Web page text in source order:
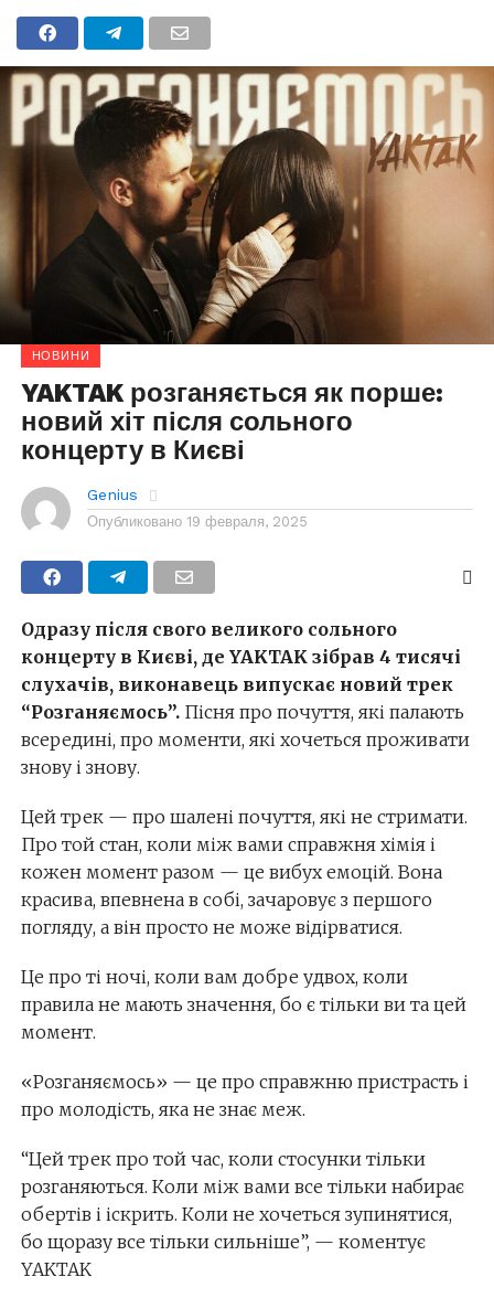
НОВИНИ
YAKTAK розганяється як порше:
новий хіт після сольного
концерту в Києві
Genius
Опубликовано 19 февраля, 2025
Одразу після свого великого сольного
концерту в Києві, де YAKTAK зібрав 4 тисячі
слухачів, виконавець випускає новий трек
“Розганяємось”.Пісня про почуття, які палають
всередині, про моменти, які хочеться проживати
знову і знову.
Цей трек — про шалені почуття, які не стримати.
Про той стан, коли між вами справжня хімія і
кожен момент разом — це вибух емоцій. Вона
красива, впевнена в собі, зачаровує з першого
погляду, а він просто не може відірватися.
Це про ті ночі, коли вам добре удвох, коли
правила не мають значення, бо є тільки ви та цей
момент.
«Розганяємось» — це про справжню пристрасть і
про молодість, яка не знає меж.
“Цей трек про той час, коли стосунки тільки
розганяються. Коли між вами все тільки набирає
обертів і іскрить. Коли не хочеться зупинятися,
бо щоразу все тільки сильніше”, — коментує
YAKTAK